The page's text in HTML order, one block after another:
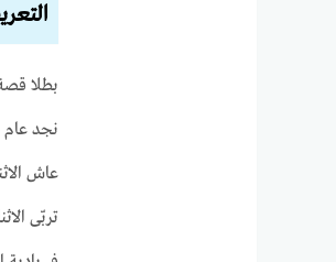
بطلا
نجد عام 24 هـ، وابنة عمه ليلى العامرية، التي وُلدت في نفس البلدة عام 28 هـ.
عاش
تربّى